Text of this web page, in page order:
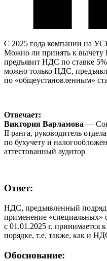
С 2025 года компании на
Можно ли принять к
предъявит НДС по ставке
можно только НДС,
по «общеустановленным»
Отвечает:
Виктория Варламова —
II ранга, руководитель
по бухучету и
аттестованный аудитор
Ответ:
НДС, предъявленный
применение «специальных»
с 01.01.2025 г. принимается
порядке, т.е. также, как и
Обоснование: